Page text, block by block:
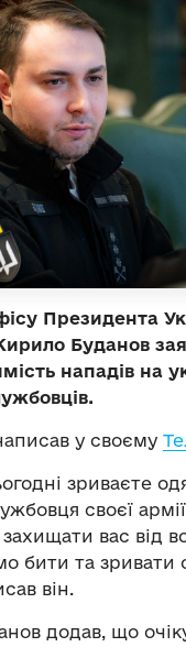
Президента
Буданов
нападів на
у своєму
зриваєте
своєї
вас від
бити та зривати
він.
додав, що